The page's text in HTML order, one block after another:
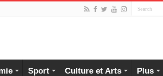
Sport Culture et Arts Plus